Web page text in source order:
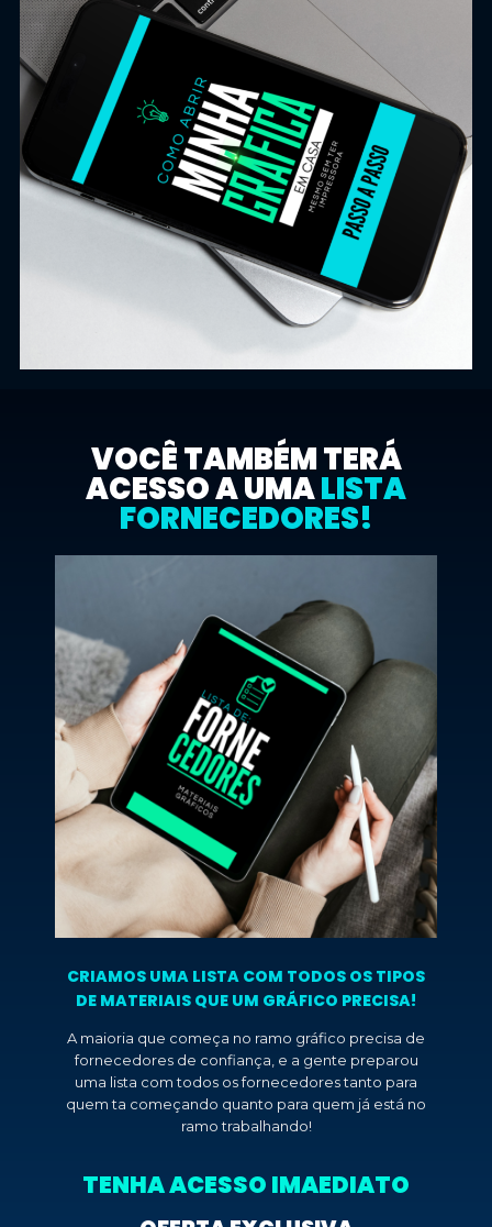
VOCÊ TAMBÉM TERÁ
ACESSO A UMALISTA
FORNECEDORES!
CRIAMOS UMA LISTA COM TODOS OS TIPOS
DE MATERIAIS QUE UM GRÁFICO PRECISA!
A maioria que começa no ramo gráfico precisa de
fornecedores de confiança, e a gente preparou
uma lista com todos os fornecedores tanto para
quem ta começando quanto para quem já está no
ramo trabalhando!
TENHA ACESSO IMAEDIATO